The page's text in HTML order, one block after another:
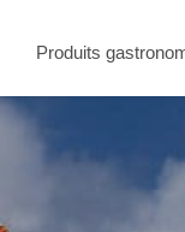
Produits